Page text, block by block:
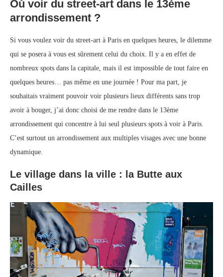
Où voir du street-art dans le 13ème
arrondissement ?
Si vous voulez voir du street-art à Paris en quelques heures, le dilemme
qui se posera à vous est sûrement celui du choix. Il y a en effet de
nombreux spots dans la capitale, mais il est impossible de tout faire en
quelques heures… pas même en une journée ! Pour ma part, je
souhaitais vraiment pouvoir voir plusieurs lieux différents sans trop
avoir à bouger, j’ai donc choisi de me rendre dans le 13ème
arrondissement qui concentre à lui seul plusieurs spots à voir à Paris.
C’est surtout un arrondissement aux multiples visages avec une bonne
dynamique.
Le village dans la ville : la Butte aux
Cailles